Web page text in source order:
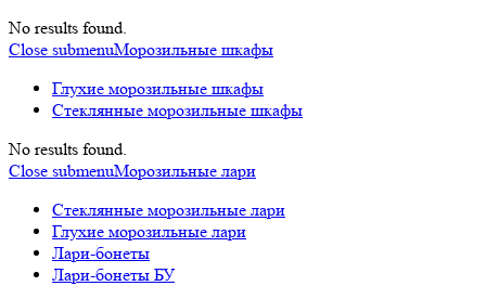
No results found.
Close submenuМорозильные шкафы
Глухие морозильные шкафы
Стеклянные морозильные шкафы
No results found.
Close submenuМорозильные лари
Стеклянные морозильные лари
Глухие морозильные лари
Лари-бонеты
Лари-бонеты БУ